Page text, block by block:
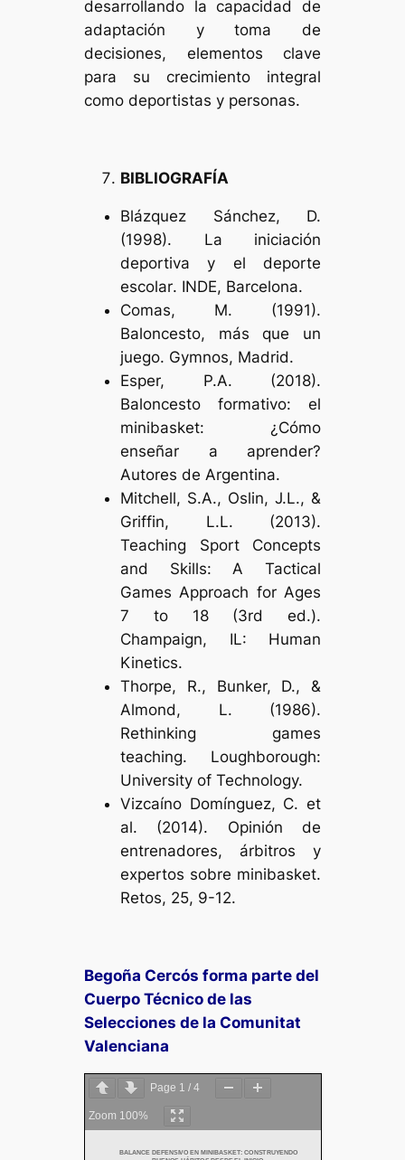
desarrollando la capacidad de
adaptación y toma de
decisiones, elementos clave
para su crecimiento integral
como deportistas y personas.
BIBLIOGRAFÍA
Blázquez Sánchez, D.
(1998). La iniciación
deportiva y el deporte
escolar. INDE, Barcelona.
Comas, M. (1991).
Baloncesto, más que un
juego. Gymnos, Madrid.
Esper, P.A. (2018).
Baloncesto formativo: el
minibasket: ¿Cómo
enseñar a aprender?
Autores de Argentina.
Mitchell, S.A., Oslin, J.L., &
Griffin, L.L. (2013).
Teaching Sport Concepts
and Skills: A Tactical
Games Approach for Ages
7 to 18(3rd ed.).
Champaign, IL: Human
Kinetics.
Thorpe, R., Bunker, D., &
Almond, L. (1986).
Rethinking games
teaching. Loughborough:
University of Technology.
Vizcaíno Domínguez, C. et
al. (2014). Opinión de
entrenadores, árbitros y
expertos sobre minibasket.
Retos, 25, 9-12.
Begoña Cercós forma parte del
Cuerpo Técnico de las
Selecciones de la Comunitat
Valenciana
Page 1 /4
Zoom 100%
BALANCE DEFENSIVO EN MINIBASKET: CONSTRUYENDO